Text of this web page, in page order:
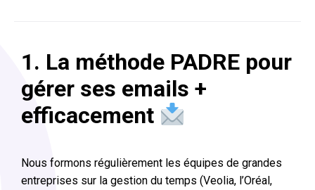
1. La méthode PADRE pour
gérer ses emails +
efficacement
Nous formons régulièrement les équipes de grandes
entreprises sur la gestion du temps (Veolia, l’Oréal,